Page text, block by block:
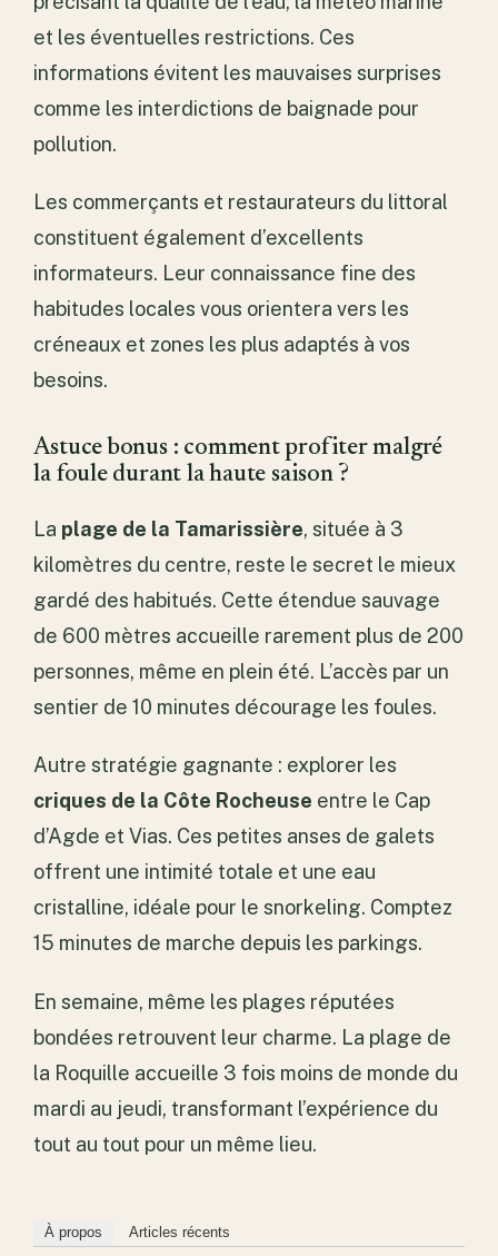
et les éventuelles restrictions. Ces
informations évitent les mauvaises surprises
comme les interdictions de baignade pour
pollution.
Les commerçants et restaurateurs du littoral
constituent également d’excellents
informateurs. Leur connaissance fine des
habitudes locales vous orientera vers les
créneaux et zones les plus adaptés à vos
besoins.
Astuce bonus : comment profiter malgré
la foule durant la haute saison ?
La plage de la Tamarissière, située à 3
kilomètres du centre, reste le secret le mieux
gardé des habitués. Cette étendue sauvage
de 600 mètres accueille rarement plus de 200
personnes, même en plein été. L’accès par un
sentier de 10 minutes décourage les foules.
Autre stratégie gagnante : explorer les
criques de la Côte Rocheuse entre le Cap
d’Agde et Vias. Ces petites anses de galets
offrent une intimité totale et une eau
cristalline, idéale pour le snorkeling. Comptez
15 minutes de marche depuis les parkings.
En semaine, même les plages réputées
bondées retrouvent leur charme. La plage de
la Roquille accueille 3 fois moins de monde du
mardi au jeudi, transformant l’expérience du
tout au tout pour un même lieu.
À propos Articles récents